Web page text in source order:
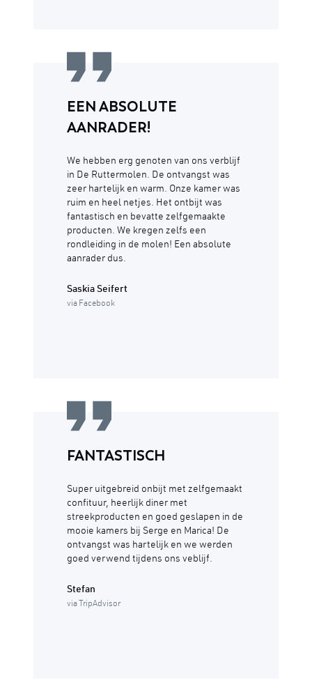
EEN ABSOLUTE
AANRADER!
We hebben erg genoten van ons verblijf
in De Ruttermolen. De ontvangst was
zeer hartelijk en warm. Onze kamer was
ruim en heel netjes. Het ontbijt was
fantastisch en bevatte zelfgemaakte
producten. We kregen zelfs een
rondleiding in de molen! Een absolute
aanrader dus.
Saskia Seifert
via Facebook
FANTASTISCH
Super uitgebreid onbijt met zelfgemaakt
confituur, heerlijk diner met
streekproducten en goed geslapen in de
mooie kamers bij Serge en Marica! De
ontvangst was hartelijk en we werden
goed verwend tijdens ons veblijf.
Stefan
via TripAdvisor